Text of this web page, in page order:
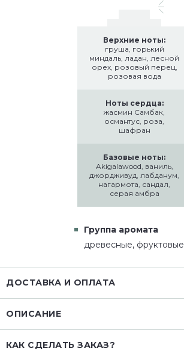
Верхние ноты:
груша, горький
миндаль, ладан, лесной
орех, розовый перец,
розовая вода
Ноты сердца:
жасмин Самбак,
османтус, роза,
шафран
Базовые ноты:
Akigalawood, ваниль,
джордживуд, лабданум,
нагармота, сандал,
серая амбра
Группа аромата
древесные, фруктовые
ДОСТАВКА И ОПЛАТА
ОПИСАНИЕ
КАК СДЕЛАТЬ ЗАКАЗ?